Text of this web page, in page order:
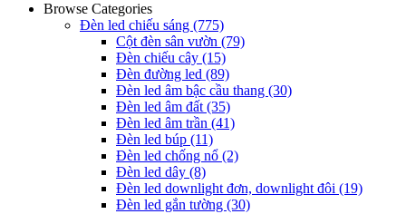
Browse Categories
Đèn led chiếu sáng (775)
Cột đèn sân vườn (79)
Đèn chiếu cây (15)
Đèn đường led (89)
Đèn led âm bậc cầu thang (30)
Đèn led âm đất (35)
Đèn led âm trần (41)
Đèn led búp (11)
Đèn led chống nổ (2)
Đèn led dây (8)
Đèn led downlight đơn, downlight đôi (19)
Đèn led gắn tường (30)